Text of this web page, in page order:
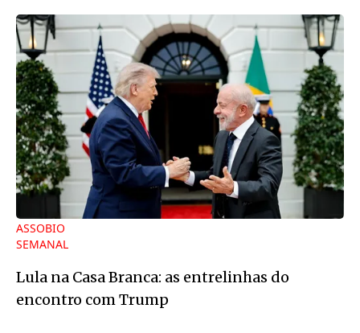
ASSOBIO
SEMANAL
Lula na Casa Branca: as entrelinhas do
encontro com Trump